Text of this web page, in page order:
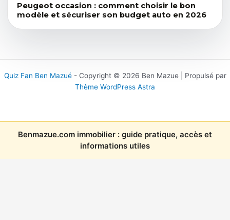
Peugeot occasion : comment choisir le bon
modèle et sécuriser son budget auto en 2026
Quiz Fan Ben Mazué- Copyright © 2026 Ben Mazue | Propulsé par
Thème WordPress Astra
Benmazue.com immobilier : guide pratique, accès et
informations utiles